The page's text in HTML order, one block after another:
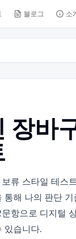
블로그 소
장바
류 스타일 테스
통해 나의 판단
항으로 디지털
있습니다.